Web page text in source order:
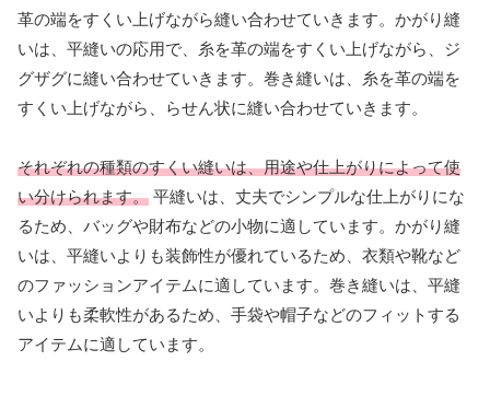
革の端をすくい上げながら縫い合わせていきます。かがり縫
いは、平縫いの応用で、糸を革の端をすくい上げながら、ジ
グザグに縫い合わせていきます。巻き縫いは、糸を革の端を
すくい上げながら、らせん状に縫い合わせていきます。
それぞれの種類のすくい縫いは、用途や仕上がりによって使
い分けられます。 平縫いは、丈夫でシンプルな仕上がりにな
るため、バッグや財布などの小物に適しています。かがり縫
いは、平縫いよりも装飾性が優れているため、衣類や靴など
のファッションアイテムに適しています。巻き縫いは、平縫
いよりも柔軟性があるため、手袋や帽子などのフィットする
アイテムに適しています。